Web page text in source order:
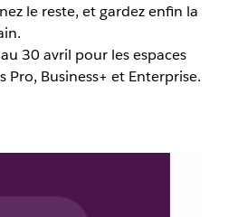
le reste, et gardez enfin la
30 avril pour les espaces
Pro, Business+ et Enterprise.